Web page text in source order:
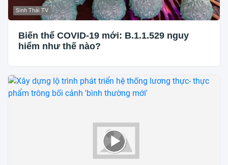
Sinh Thái TV
Biến thể COVID-19 mới: B.1.1.529 nguy
hiểm như thế nào?